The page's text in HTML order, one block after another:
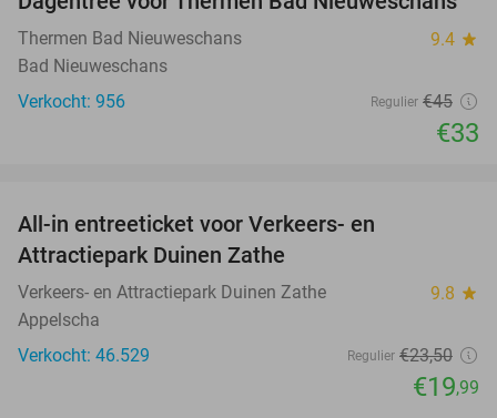
27%
Thermen Bad Nieuweschans 9.4 star
Bad Nieuweschans
Verkocht: 956
Regulier €45
€33
All-in entreeticket voor Verkeers- en
Attractiepark Duinen Zathe
Verkeers- en Attractiepark Duinen Zathe 9.8 star
Appelscha
Verkocht: 46.529
Regulier €23,50
€19,99